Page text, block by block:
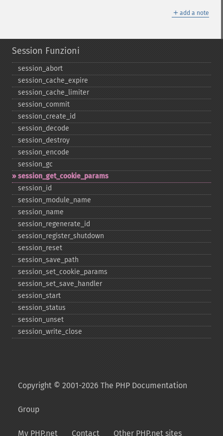
＋ add a note
Session Funzioni
session_​abort
session_​cache_​expire
session_​cache_​limiter
session_​commit
session_​create_​id
session_​decode
session_​destroy
session_​encode
session_​gc
session_​get_​cookie_​params
session_​id
session_​module_​name
session_​name
session_​regenerate_​id
session_​register_​shutdown
session_​reset
session_​save_​path
session_​set_​cookie_​params
session_​set_​save_​handler
session_​start
session_​status
session_​unset
session_​write_​close
Copyright © 2001-2026 The PHP Documentation
Group
My PHP.net Contact Other PHP.net sites